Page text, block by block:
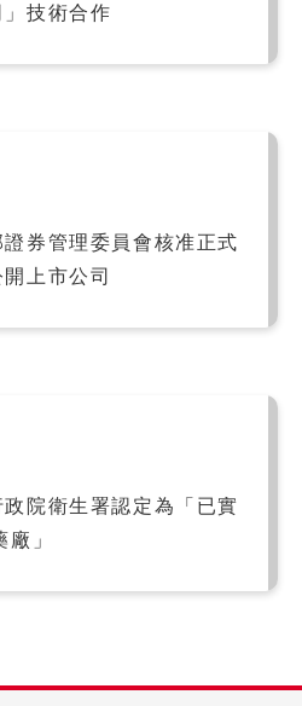
技術合作
券管理委員會核准正式
上市公司
政院衛生署認定為「已實
」